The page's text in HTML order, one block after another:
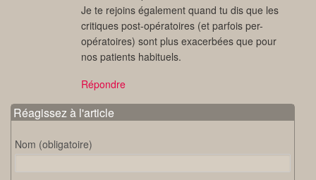
Je te rejoins également quand tu dis que les
critiques post-opératoires (et parfois per-
opératoires) sont plus exacerbées que pour
nos patients habituels.
Répondre
Réagissez à l'article
Nom (obligatoire)